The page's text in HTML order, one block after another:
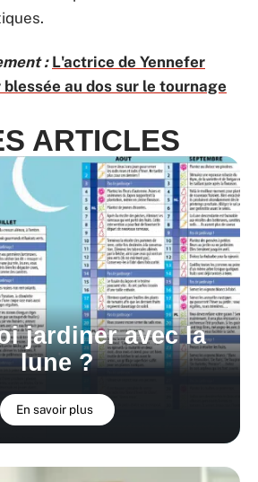
: L'actrice de Yennefer
au dos sur le tournage
ARTICLES
jardiner avec la
lune ?
En savoir plus